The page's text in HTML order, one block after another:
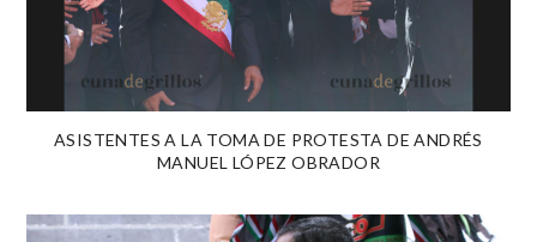
ASISTENTES A LA TOMA DE PROTESTA DE ANDRÉS
MANUEL LÓPEZ OBRADOR